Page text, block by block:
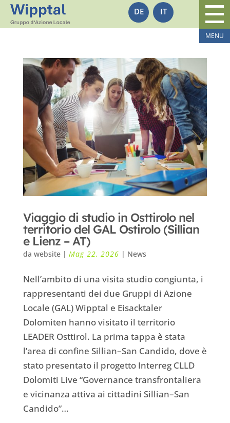
DE IT
Viaggio di studio in Osttirolo nel
territorio del GAL Ostirolo (Sillian
e Lienz – AT)
da website| Mag 22, 2026 | News
Nell’ambito di una visita studio congiunta, i
rappresentanti dei due Gruppi di Azione
Locale (GAL) Wipptal e Eisacktaler
Dolomiten hanno visitato il territorio
LEADER Osttirol. La prima tappa è stata
l’area di confine Sillian–San Candido, dove è
stato presentato il progetto Interreg CLLD
Dolomiti Live “Governance transfrontaliera
e vicinanza attiva ai cittadini Sillian–San
Candido”…